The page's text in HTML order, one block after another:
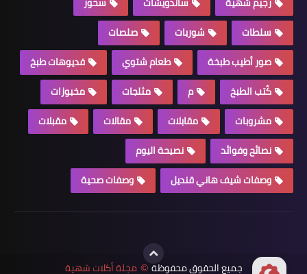
سلطات
شوربات
صلصات
صور أطيب طبخة
طعام شتوي
فديوهات طبخ
كُتب الطبخ
م مثلجات
مخبوزات
مشروبات
مقابلات مقالات
مقبلات
نصائح وفوائد
نصيحة اليوم
وصفات شيف هاني قنديل
وصفات صحية
جميع الحقوق محفوظة © مجلة أكلات شهية